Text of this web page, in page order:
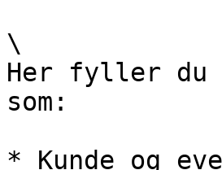
\
Her fyller du
som:
* Kunde og